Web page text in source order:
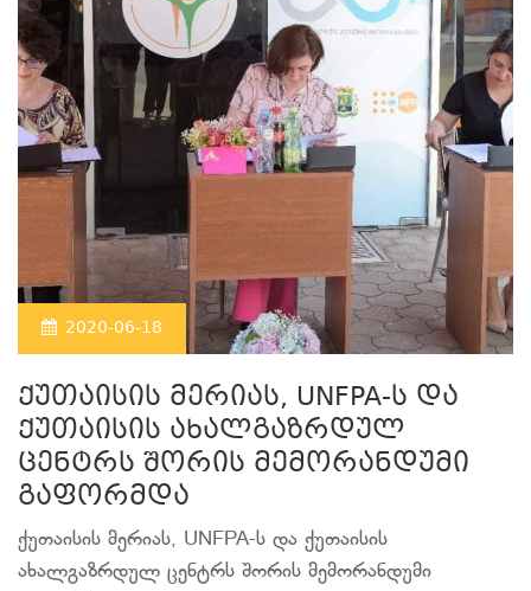
2020-06-18
ქუთაისის მერიას, UNFPA-ს და
ქუთაისის ახალგაზრდულ
ცენტრს შორის მემორანდუმი
გაფორმდა
ქუთაისის მერიას, UNFPA-ს და ქუთაისის
ახალგაზრდულ ცენტრს შორის მემორანდუმი